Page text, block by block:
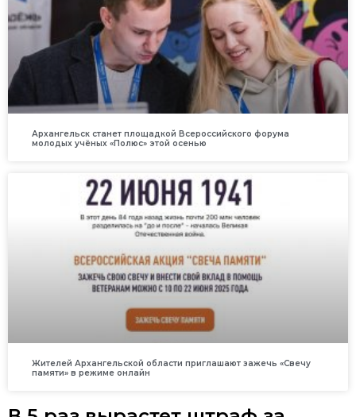
Архангельск станет площадкой Всероссийского форума
молодых учёных «Полюс» этой осенью
Жителей Архангельской области приглашают зажечь «Свечу
памяти» в режиме онлайн